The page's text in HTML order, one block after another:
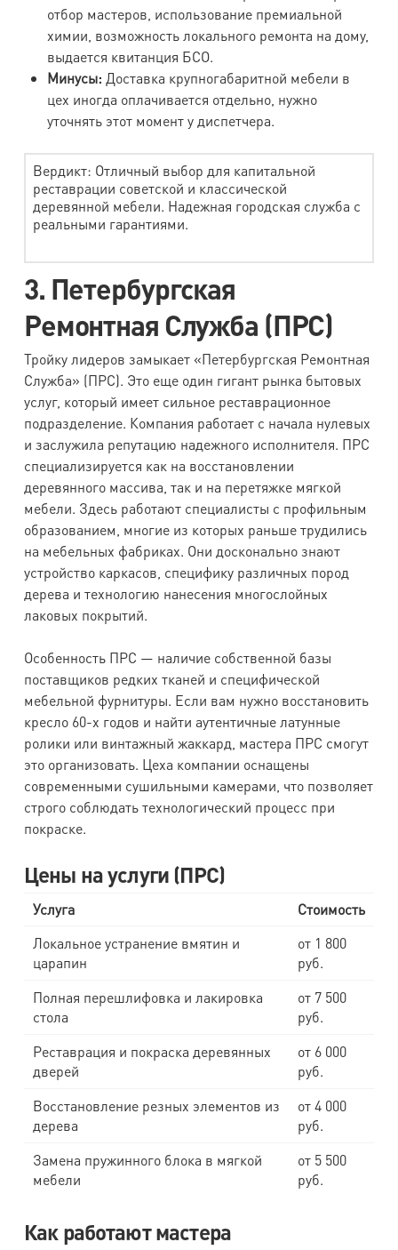
отбор мастеров, использование премиальной
химии, возможность локального ремонта на дому,
выдается квитанция БСО.
Минусы: Доставка крупногабаритной мебели в
цех иногда оплачивается отдельно, нужно
уточнять этот момент у диспетчера.
Вердикт: Отличный выбор для капитальной
реставрации советской и классической
деревянной мебели. Надежная городская служба с
реальными гарантиями.
3. Петербургская
Ремонтная Служба (ПРС)
Тройку лидеров замыкает «Петербургская Ремонтная
Служба» (ПРС). Это еще один гигант рынка бытовых
услуг, который имеет сильное реставрационное
подразделение. Компания работает с начала нулевых
и заслужила репутацию надежного исполнителя. ПРС
специализируется как на восстановлении
деревянного массива, так и на перетяжке мягкой
мебели. Здесь работают специалисты с профильным
образованием, многие из которых раньше трудились
на мебельных фабриках. Они досконально знают
устройство каркасов, специфику различных пород
дерева и технологию нанесения многослойных
лаковых покрытий.
Особенность ПРС — наличие собственной базы
поставщиков редких тканей и специфической
мебельной фурнитуры. Если вам нужно восстановить
кресло 60-х годов и найти аутентичные латунные
ролики или винтажный жаккард, мастера ПРС смогут
это организовать. Цеха компании оснащены
современными сушильными камерами, что позволяет
строго соблюдать технологический процесс при
покраске.
Цены на услуги (ПРС)
Услуга
Стоимость
Локальное устранение вмятин и
царапин
от 1 800
руб.
Полная перешлифовка и лакировка
стола
от 7 500
руб.
Реставрация и покраска деревянных
дверей
от 6 000
руб.
Восстановление резных элементов из
дерева
от 4 000
руб.
Замена пружинного блока в мягкой
мебели
от 5 500
руб.
Как работают мастера